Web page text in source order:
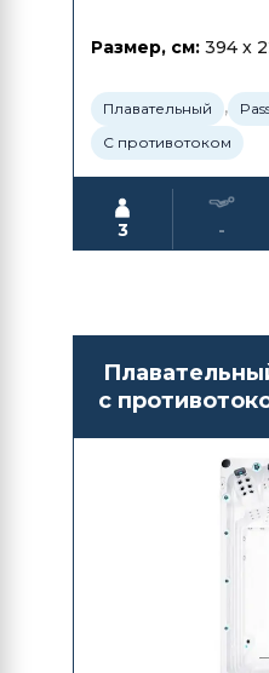
Размер, см: 394 x
Плавательный ,
С противотоком
3 -
с